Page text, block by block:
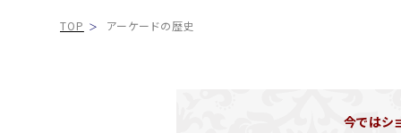
TOP アーケードの歴史
今ではシ